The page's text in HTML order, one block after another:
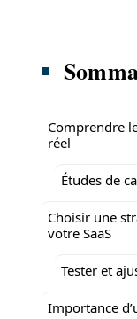
Comprendre
réel
Études de
Choisir une
votre SaaS
Tester et
Importance